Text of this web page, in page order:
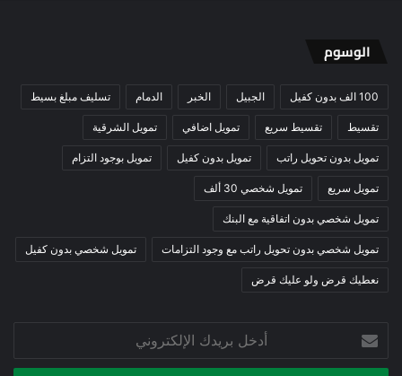
الوسوم
100 الف بدون كفيل الجبيل الخبر الدمام تسليف مبلغ بسيط
تقسيط تقسيط سريع تمويل اضافي تمويل الشرقية
تمويل بدون تحويل راتب تمويل بدون كفيل تمويل بوجود التزام
تمويل سريع تمويل شخصي 30 ألف
تمويل شخصي بدون اتفاقية مع البنك
تمويل شخصي بدون تحويل راتب مع وجود التزامات تمويل شخصي بدون كفيل
نعطيك قرض ولو عليك قرض
بريدك
الإلكتروني